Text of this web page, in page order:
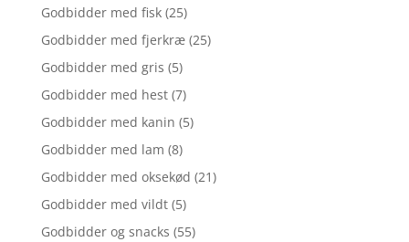
Godbidder med fisk (25)
Godbidder med fjerkræ (25)
Godbidder med gris (5)
Godbidder med hest (7)
Godbidder med kanin (5)
Godbidder med lam (8)
Godbidder med oksekød (21)
Godbidder med vildt (5)
Godbidder og snacks (55)